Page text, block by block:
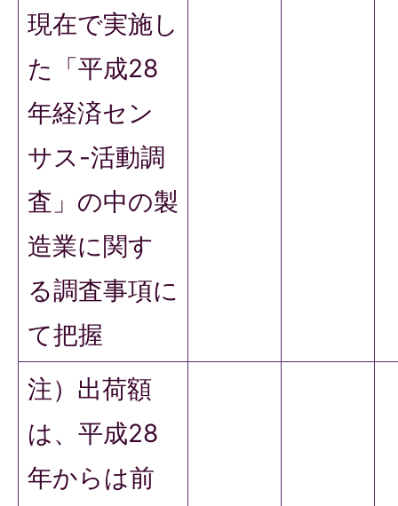
現在で実施し
た「平成28
年経済セン
サス-活動調
査」の中の製
造業に関す
る調査事項に
て把握
注）出荷額
は、平成28
年からは前